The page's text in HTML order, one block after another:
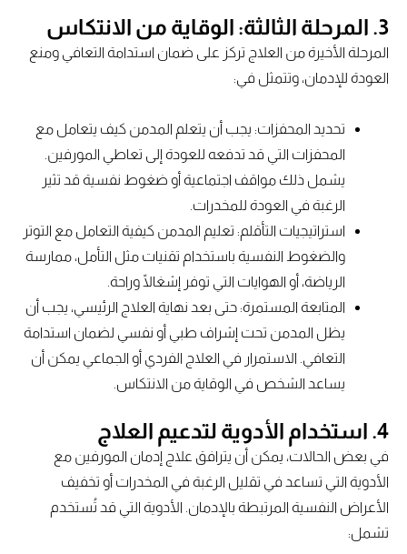
3. المرحلة الثالثة: الوقاية من الانتكاس
المرحلة الأخيرة من العلاج تركز على ضمان استدامة التعافي ومنع
العودة للإدمان، وتتمثل في:
تحديد المحفزات: يجب أن يتعلم المدمن كيف يتعامل مع
المحفزات التي قد تدفعه للعودة إلى تعاطي المورفين.
يشمل ذلك مواقف اجتماعية أو ضغوط نفسية قد تثير
الرغبة في العودة للمخدرات.
استراتيجيات التأقلم: تعليم المدمن كيفية التعامل مع التوتر
والضغوط النفسية باستخدام تقنيات مثل التأمل، ممارسة
الرياضة، أو الهوايات التي توفر إشغالًا وراحة.
المتابعة المستمرة: حتى بعد نهاية العلاج الرئيسي، يجب أن
يظل المدمن تحت إشراف طبي أو نفسي لضمان استدامة
التعافي. الاستمرار في العلاج الفردي أو الجماعي يمكن أن
يساعد الشخص في الوقاية من الانتكاس.
4. استخدام الأدوية لتدعيم العلاج
في بعض الحالات، يمكن أن يترافق علاج إدمان المورفين مع
الأدوية التي تساعد في تقليل الرغبة في المخدرات أو تخفيف
الأعراض النفسية المرتبطة بالإدمان. الأدوية التي قد تُستخدم
تشمل: